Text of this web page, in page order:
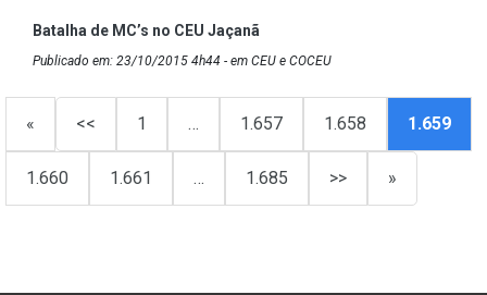
Batalha de MC’s no CEU Jaçanã
Publicado em: 23/10/2015 4h44 - em CEU e COCEU
« << 1 … 1.657 1.658 1.659
1.660 1.661 … 1.685 >> »